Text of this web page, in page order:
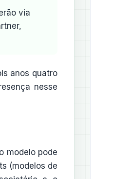
via
anos quatro
nesse
modelo pode
(modelos de